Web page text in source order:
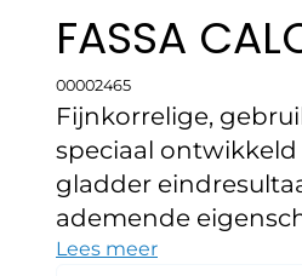
FASSA
00002465
Fijnkorrelige,
speciaal
gladder
ademende
Lees meer